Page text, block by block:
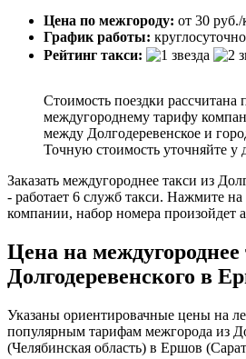
Цена по межгороду: от 30
График работы: круглосуточно
Рейтинг такси:
Стоимость поездки рассчитана
междугороднему тарифу
между Долгодеревенское и
Точную стоимость уточняйте у
Заказать междугороднее такси из
- работает 6 служб такси. Нажмите
компании, набор номера произойдет
Цена на междугороднее
Долгодеревенского в
Указаны ориентировачные цены на
популярным тарифам межгорода из
(Челябинская область) в Ершов